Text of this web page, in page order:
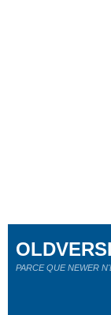
PARCE QUE NEWER